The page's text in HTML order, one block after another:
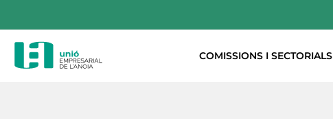
COMISSIONS I SECTORIALS